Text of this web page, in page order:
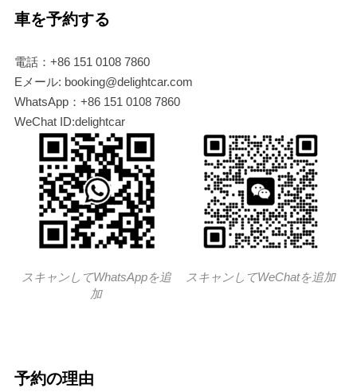
車を予約する
電話：+86 151 0108 7860
Eメール: booking@delightcar.com
WhatsApp：+86 151 0108 7860
WeChat ID:delightcar
スキャンしてWhatsAppを追
加
スキャンしてWeChatを追加
予約の理由